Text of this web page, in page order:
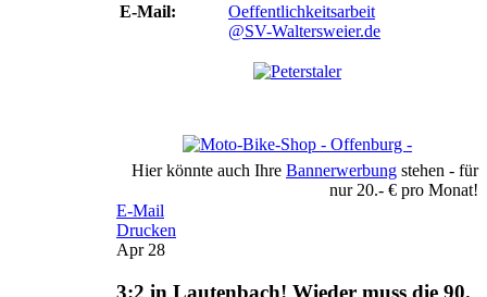
E-Mail:
Oeffentlichkeitsarbeit
@SV-Waltersweier.de
Hier könnte auch Ihre Bannerwerbung stehen - für
nur 20.- € pro Monat!
E-Mail
Drucken
Apr 28
3:2 in Lautenbach! Wieder muss die 90.